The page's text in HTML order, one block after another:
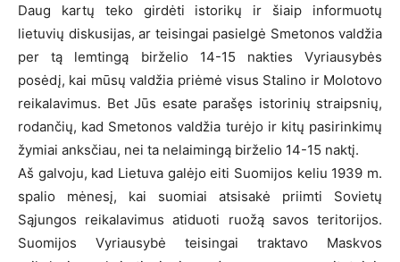
Daug kartų teko girdėti istorikų ir šiaip informuotų
lietuvių diskusijas, ar teisingai pasielgė Smetonos valdžia
per tą lemtingą birželio 14-15 nakties Vyriausybės
posėdį, kai mūsų valdžia priėmė visus Stalino ir Molotovo
reikalavimus. Bet Jūs esate parašęs istorinių straipsnių,
rodančių, kad Smetonos valdžia turėjo ir kitų pasirinkimų
žymiai anksčiau, nei ta nelaimingą birželio 14-15 naktį.
Aš galvoju, kad Lietuva galėjo eiti Suomijos keliu 1939 m.
spalio mėnesį, kai suomiai atsisakė priimti Sovietų
Sąjungos reikalavimus atiduoti ruožą savos teritorijos.
Suomijos Vyriausybė teisingai traktavo Maskvos